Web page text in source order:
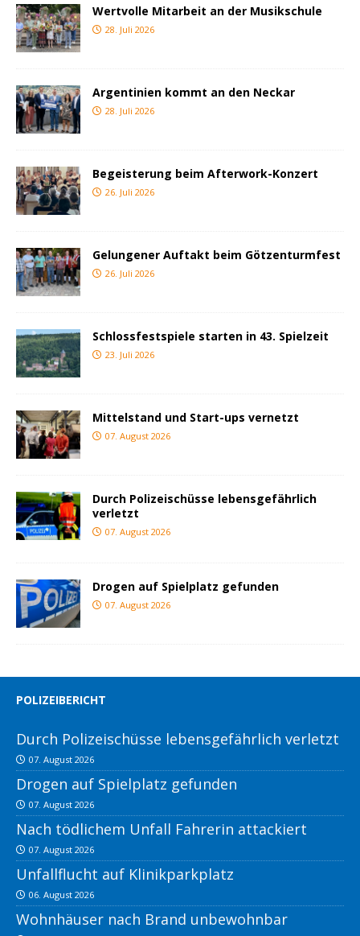
Wertvolle Mitarbeit an der Musikschule
28. Juli 2026
Argentinien kommt an den Neckar
28. Juli 2026
Begeisterung beim Afterwork-Konzert
26. Juli 2026
Gelungener Auftakt beim Götzenturmfest
26. Juli 2026
Schlossfestspiele starten in 43. Spielzeit
23. Juli 2026
Mittelstand und Start-ups vernetzt
07. August 2026
Durch Polizeischüsse lebensgefährlich
verletzt
07. August 2026
Drogen auf Spielplatz gefunden
07. August 2026
POLIZEIBERICHT
Durch Polizeischüsse lebensgefährlich verletzt
07. August 2026
Drogen auf Spielplatz gefunden
07. August 2026
Nach tödlichem Unfall Fahrerin attackiert
07. August 2026
Unfallflucht auf Klinikparkplatz
06. August 2026
Wohnhäuser nach Brand unbewohnbar